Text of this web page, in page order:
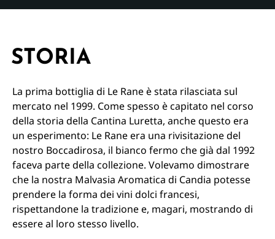
STORIA
La prima bottiglia di Le Rane è stata rilasciata sul
mercato nel 1999. Come spesso è capitato nel corso
della storia della Cantina Luretta, anche questo era
un esperimento: Le Rane era una rivisitazione del
nostro Boccadirosa, il bianco fermo che già dal 1992
faceva parte della collezione. Volevamo dimostrare
che la nostra Malvasia Aromatica di Candia potesse
prendere la forma dei vini dolci francesi,
rispettandone la tradizione e, magari, mostrando di
essere al loro stesso livello.